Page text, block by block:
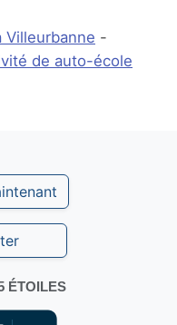
Villeurbanne -
de auto-école
ÉTOILES